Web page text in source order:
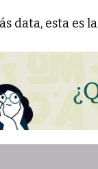
data, esta es la